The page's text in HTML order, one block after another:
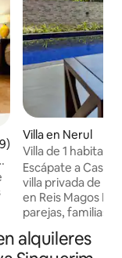
promedio: 4.97 de
Villa en Nerul
Villa de 1
privada en el
Escápate a Casa
villa privada de 1
en Reis Magos
parejas, familias
acondicionado y
alquileres